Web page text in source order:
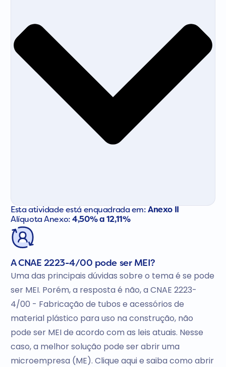
Esta atividade está enquadrada em:Anexo II
Alíquota Anexo:4,50% a 12,11%
A CNAE 2223-4/00 pode ser MEI?
Uma das principais dúvidas sobre o tema é se pode
ser MEI. Porém, a resposta é não, a CNAE 2223-
4/00 - Fabricação de tubos e acessórios de
material plástico para uso na construção, não
pode ser MEI de acordo com as leis atuais. Nesse
caso, a melhor solução pode ser abrir uma
microempresa (ME). Clique aqui e saiba como abrir